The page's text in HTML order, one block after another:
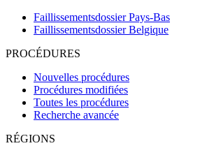
Faillissementsdossier Pays-Bas
Faillissementsdossier Belgique
PROCÉDURES
Nouvelles procédures
Procédures modifiées
Toutes les procédures
Recherche avancée
RÉGIONS